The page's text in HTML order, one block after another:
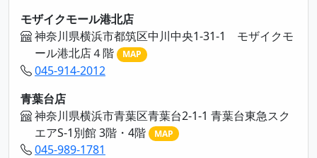
モザイクモール港北店
神奈川県横浜市都筑区中川中央1-31-1 モザイクモ
ール港北店４階
MAP
045-914-2012
青葉台店
神奈川県横浜市青葉区青葉台2-1-1 青葉台東急スク
エアS-1別館 3階・4階
MAP
045-989-1781